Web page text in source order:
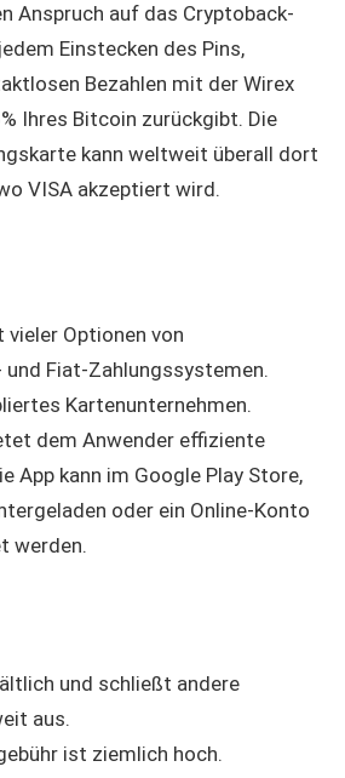
Anspruch auf das Cryptoback-
Einstecken des Pins,
Bezahlen mit der Wirex
Ihres Bitcoin zurückgibt. Die
kann weltweit überall dort
VISA akzeptiert wird.
vieler Optionen von
Fiat-Zahlungssystemen.
Kartenunternehmen.
dem Anwender effiziente
App kann im Google Play Store,
oder ein Online-Konto
werden.
und schließt andere
aus.
ist ziemlich hoch.